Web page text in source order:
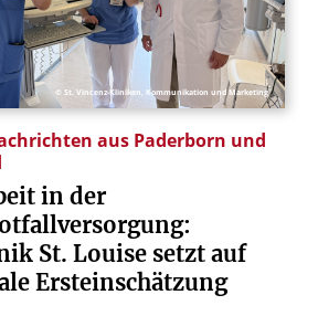
© St. Vincenz-Kliniken, Kommunikation und Marketing
aus Paderborn und
in der
St. Louise setzt auf
Ersteinschätzung